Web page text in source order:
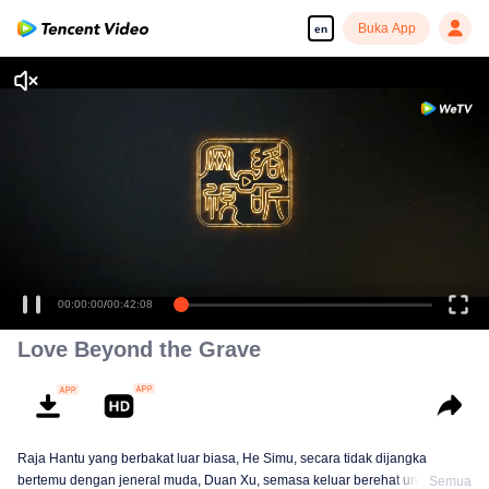
en Buka App
00:00:00/00:42:08
Love Beyond the Grave
Raja Hantu yang berbakat luar biasa, He Simu, secara tidak dijangka
bertemu dengan jeneral muda, Duan Xu, semasa keluar berehat untukSemua